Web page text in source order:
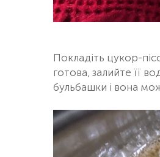
Покладіть цукор-
готова, залийте її
бульбашки і вона